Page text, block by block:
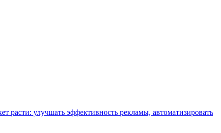
расти: улучшать эффективность рекламы, автоматизировать